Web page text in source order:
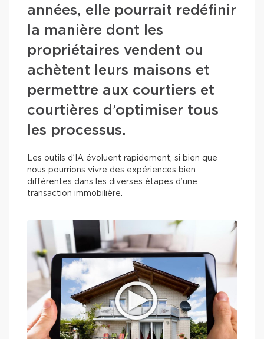
années, elle pourrait redéfinir
la manière dont les
propriétaires vendent ou
achètent leurs maisons et
permettre aux courtiers et
courtières d’optimiser tous
les processus.
Les outils d’IA évoluent rapidement, si bien que
nous pourrions vivre des expériences bien
différentes dans les diverses étapes d’une
transaction immobilière.